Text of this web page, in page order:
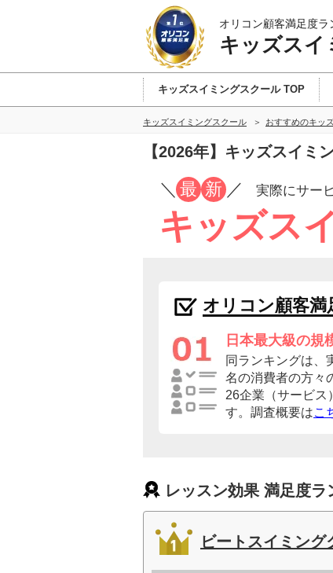
オリコン顧客満足度ラ
キッズスイ
キッズスイミングスクール TOP
キッズスイミングスクール おすすめのキッ
【2026年】キッズスイミ
／ 最 新 ／ 実際にサー
キッズス
オリコン顧客満
日本最大級の規
同ランキングは、
名の消費者の方々
26企業（サービス
す。調査概要はこ
レッスン効果 満足度ラ
ビートスイミング